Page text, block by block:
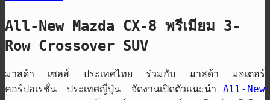
All-New Mazda CX-8 พรีเมียม 3-
Row Crossover SUV
มาสด้า เซลส์ ประเทศไทย ร่วมกับ มาสด้า มอเตอร์
คอร์ปอเรชั่น ประเทศญี่ปุ่น จัดงานเปิดตัวแนะนำ
All-New